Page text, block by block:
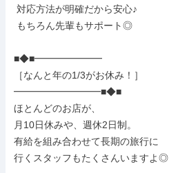
■◆■━━━━━━━
［なんと年の1/3がお休み！］
━━━━━━━━━■◆■
ほとんどのお店が、
月10日休みや、週休2日制。
有給を組み合わせて長期の旅行に
行くスタッフもたくさんいますよ◎